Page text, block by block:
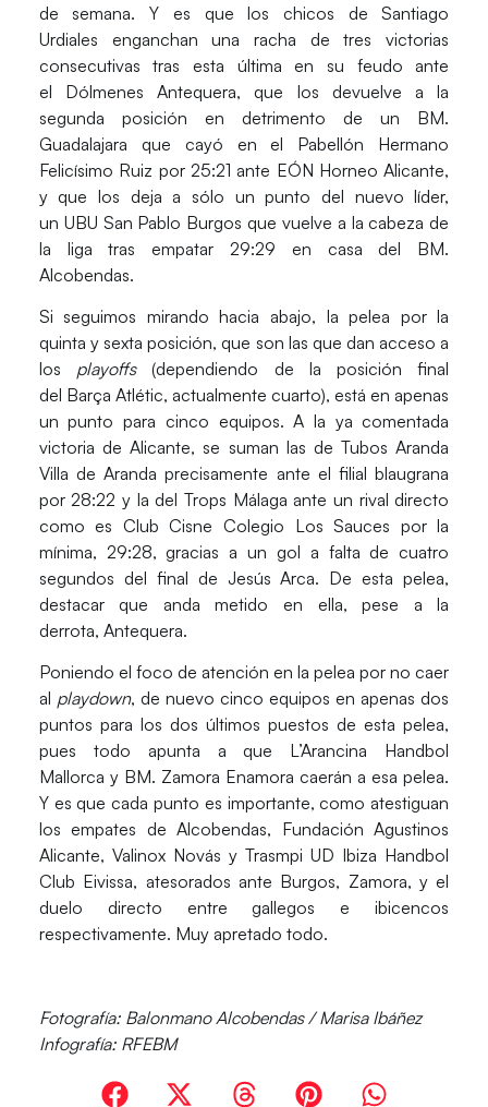
de semana. Y es que los chicos deSantiago
Urdiales enganchan una racha de tres victorias
consecutivas tras esta última en su feudo ante
el Dólmenes Antequera, que los devuelve a la
segunda posición en detrimento de un BM.
Guadalajara que cayó en el Pabellón Hermano
Felicísimo Ruiz por 25:21 ante EÓN Horneo Alicante,
y que los deja a sólo un punto del nuevo líder,
un UBU San Pablo Burgos que vuelve a la cabeza de
la liga tras empatar 29:29 en casa del BM.
Alcobendas.
Si seguimos mirando hacia abajo, la pelea por la
quinta y sexta posición, que son las que dan acceso a
los playoffs(dependiendo de la posición final
del Barça Atlétic, actualmente cuarto), está en apenas
un punto para cinco equipos. A la ya comentada
victoria deAlicante, se suman las deTubos Aranda
Villa de Aranda precisamente ante el filial blaugrana
por 28:22 y la del Trops Málaga ante un rival directo
como es Club Cisne Colegio Los Sauces por la
mínima, 29:28, gracias a un gol a falta de cuatro
segundos del final de Jesús Arca. De esta pelea,
destacar que anda metido en ella, pese a la
derrota, Antequera.
Poniendo el foco de atención en la pelea por no caer
al playdown, de nuevo cinco equipos en apenas dos
puntos para los dos últimos puestos de esta pelea,
pues todo apunta a que L’Arancina Handbol
Mallorca y BM. Zamora Enamora caerán a esa pelea.
Y es que cada punto es importante, como atestiguan
los empates deAlcobendas, Fundación Agustinos
Alicante, Valinox Novás yTrasmpi UD Ibiza Handbol
Club Eivissa, atesorados ante Burgos, Zamora, y el
duelo directo entre gallegos e ibicencos
respectivamente. Muy apretado todo.
Fotografía: Balonmano Alcobendas / Marisa Ibáñez
Infografía: RFEBM